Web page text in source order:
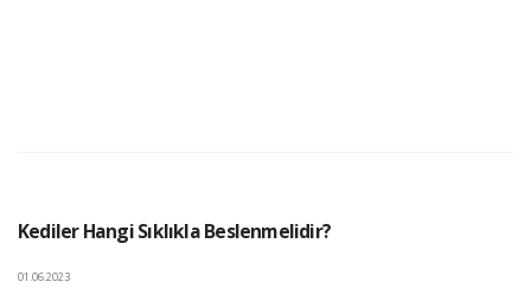
Kediler Hangi Sıklıkla Beslenmelidir?
01.06.2023